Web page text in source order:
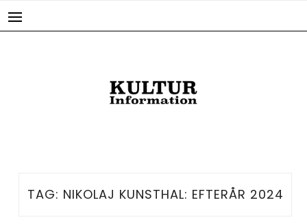
TAG: NIKOLAJ KUNSTHAL: EFTERÅR 2024